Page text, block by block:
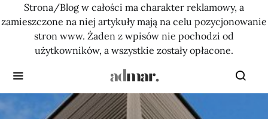
Strona/Blog w całości ma charakter reklamowy, a
zamieszczone na niej artykuły mają na celu pozycjonowanie
stron www. Żaden z wpisów nie pochodzi od
użytkowników, a wszystkie zostały opłacone.